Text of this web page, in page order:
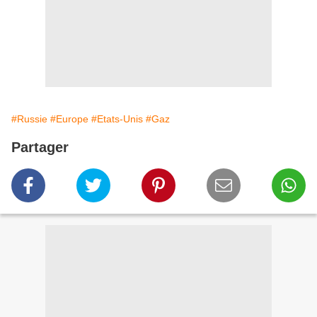
#Russie #Europe #Etats-Unis #Gaz
Partager